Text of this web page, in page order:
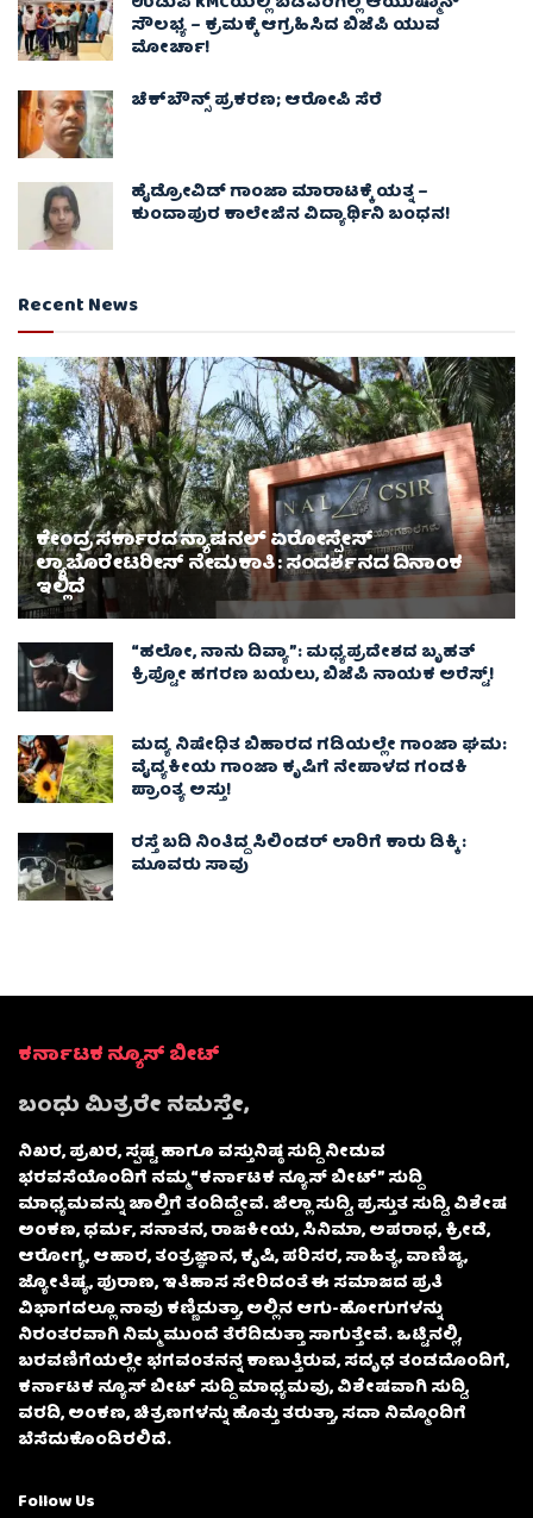
ಸೌಲಭ್ಯ – ಕ್ರಮಕ್ಕೆ ಆಗ್ರಹಿಸಿದ ಬಿಜೆಪಿ ಯುವ
ಮೋರ್ಚಾ!
ಚೆಕ್​ಬೌನ್ಸ್​ ಪ್ರಕರಣ; ಆರೋಪಿ ಸೆರೆ
ಹೈಡ್ರೋವಿಡ್ ಗಾಂಜಾ ಮಾರಾಟಕ್ಕೆ ಯತ್ನ –
ಕುಂದಾಪುರ ಕಾಲೇಜಿನ ವಿದ್ಯಾರ್ಥಿನಿ ಬಂಧನ!
Recent News
ಕೇಂದ್ರ ಸರ್ಕಾರದ ನ್ಯಾಷನಲ್ ಏರೋಸ್ಪೇಸ್
ಲ್ಯಾಬೊರೇಟರೀಸ್ ನೇಮಕಾತಿ : ಸಂದರ್ಶನದ ದಿನಾಂಕ
ಇಲ್ಲಿದೆ
“ಹಲೋ, ನಾನು ದಿವ್ಯಾ”: ಮಧ್ಯಪ್ರದೇಶದ ಬೃಹತ್
ಕ್ರಿಪ್ಟೋ ಹಗರಣ ಬಯಲು, ಬಿಜೆಪಿ ನಾಯಕ ಅರೆಸ್ಟ್!
ಮದ್ಯ ನಿಷೇಧಿತ ಬಿಹಾರದ ಗಡಿಯಲ್ಲೇ ಗಾಂಜಾ ಘಮ:
ವೈದ್ಯಕೀಯ ಗಾಂಜಾ ಕೃಷಿಗೆ ನೇಪಾಳದ ಗಂಡಕಿ
ಪ್ರಾಂತ್ಯ ಅಸ್ತು!
ರಸ್ತೆ ಬದಿ ನಿಂತಿದ್ದ ಸಿಲಿಂಡರ್ ಲಾರಿಗೆ ಕಾರು ಡಿಕ್ಕಿ :
ಮೂವರು ಸಾವು
ಕರ್ನಾಟಕ ನ್ಯೂಸ್ ಬೀಟ್
ಬಂಧು ಮಿತ್ರರೇ ನಮಸ್ತೇ,
ನಿಖರ, ಪ್ರಖರ, ಸ್ಪಷ್ಟ ಹಾಗೂ ವಸ್ತುನಿಷ್ಠ ಸುದ್ದಿ ನೀಡುವ
ಭರವಸೆಯೊಂದಿಗೆ ನಮ್ಮ “ಕರ್ನಾಟಕ ನ್ಯೂಸ್ ಬೀಟ್” ಸುದ್ದಿ
ಮಾಧ್ಯಮವನ್ನು ಚಾಲ್ತಿಗೆ ತಂದಿದ್ದೇವೆ. ಜಿಲ್ಲಾ ಸುದ್ದಿ, ಪ್ರಸ್ತುತ ಸುದ್ದಿ, ವಿಶೇಷ
ಅಂಕಣ, ಧರ್ಮ, ಸನಾತನ, ರಾಜಕೀಯ, ಸಿನಿಮಾ, ಅಪರಾಧ, ಕ್ರೀಡೆ,
ಆರೋಗ್ಯ, ಆಹಾರ, ತಂತ್ರಜ್ಞಾನ, ಕೃಷಿ, ಪರಿಸರ, ಸಾಹಿತ್ಯ, ವಾಣಿಜ್ಯ,
ಜ್ಯೋತಿಷ್ಯ, ಪುರಾಣ, ಇತಿಹಾಸ ಸೇರಿದಂತೆ ಈ ಸಮಾಜದ ಪ್ರತಿ
ವಿಭಾಗದಲ್ಲೂ ನಾವು ಕಣ್ಣಿಡುತ್ತಾ, ಅಲ್ಲಿನ ಆಗು-ಹೋಗುಗಳನ್ನು
ನಿರಂತರವಾಗಿ ನಿಮ್ಮ ಮುಂದೆ ತೆರೆದಿಡುತ್ತಾ ಸಾಗುತ್ತೇವೆ. ಒಟ್ಟಿನಲ್ಲಿ,
ಬರವಣಿಗೆಯಲ್ಲೇ ಭಗವಂತನನ್ನ ಕಾಣುತ್ತಿರುವ, ಸದೃಢ ತಂಡದೊಂದಿಗೆ,
ಕರ್ನಾಟಕ ನ್ಯೂಸ್ ಬೀಟ್ ಸುದ್ದಿ ಮಾಧ್ಯಮವು, ವಿಶೇಷವಾಗಿ ಸುದ್ದಿ,
ವರದಿ, ಅಂಕಣ, ಚಿತ್ರಣಗಳನ್ನು ಹೊತ್ತು ತರುತ್ತಾ, ಸದಾ ನಿಮ್ಮೊಂದಿಗೆ
ಬೆಸೆದುಕೊಂಡಿರಲಿದೆ.
Follow Us